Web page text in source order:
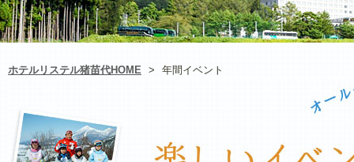
ホテルリステル猪苗代HOME > 年間イベント